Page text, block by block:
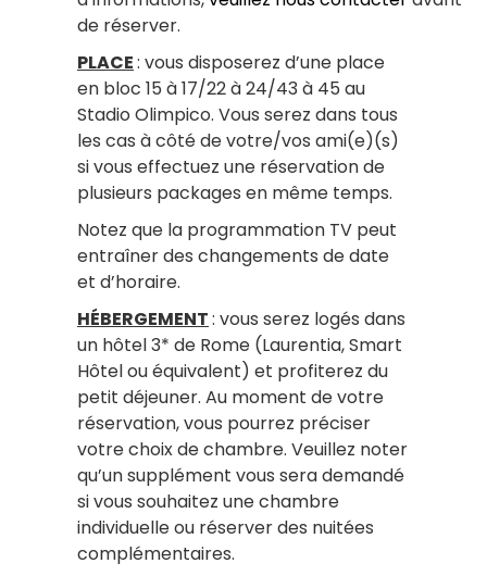
de réserver.
PLACE: vous disposerez d’une place
en bloc 15 à 17/22 à 24/43 à 45 au
Stadio Olimpico. Vous serez dans tous
les cas à côté de votre/vos ami(e)(s)
si vous effectuez une réservation de
plusieurs packages en même temps.
Notez que la programmation TV peut
entraîner des changements de date
et d’horaire.
HÉBERGEMENT: vous serez logés dans
un hôtel 3* de Rome (Laurentia, Smart
Hôtel ou équivalent) et profiterez du
petit déjeuner. Au moment de votre
réservation, vous pourrez préciser
votre choix de chambre. Veuillez noter
qu’un supplément vous sera demandé
si vous souhaitez une chambre
individuelle ou réserver des nuitées
complémentaires.